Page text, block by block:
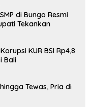
di Bungo Resmi
Tekankan
KUR BSI Rp4,8
Bali
Tewas, Pria di